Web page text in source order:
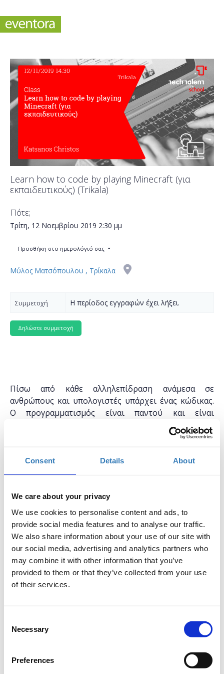
Consent Details About
We care about your privacy
We use cookies to personalise content and ads, to
provide social media features and to analyse our traffic.
We also share information about your use of our site with
our social media, advertising and analytics partners who
may combine it with other information that you’ve
provided to them or that they’ve collected from your use
of their services.
Selection
Necessary
Preferences
Learn how to code by playing Minecraft (για
εκπαιδευτικούς) (Trikala)
Πότε;
Τρίτη, 12 Νοεμβρίου 2019 2:30 μμ
Προσθήκη στο ημερολόγιό σας
Μύλος Ματσόπουλου , Τρίκαλα
Συμμετοχή Η περίοδος εγγραφών έχει λήξει.
Πίσω από κάθε αλληλεπίδραση ανάμεσα σε
ανθρώπους και υπολογιστές υπάρχει ένας κώδικας.
Ο προγραμματισμός είναι παντού και είναι
καθοριστικός για την κατανόηση ενός υπερ-
συνδεδεμένου κόσμου. Όταν κάποιος αποκτά
βασικές γνώσεις προγραμματισμού, όχι μόνο
διευρύνει τις δυνατότητες που του παρέχει η
τεχνολογία αλλά και αρχίζει να σκέφτεται πιο
προβλημάτων.
Σκοπός
Το workshop αυτό έχει στόχο να δώσει την
δυνατότητα στους συμμετέχοντες να κατανοήσουν
βασικές αρχές του προγραμματισμού και να
αντιληφθούν τα οφέλη της χρήσης του. Μέσα απο μια
βιωματική άσκηση θα δούμε πώς λειτουργεί ένα
παιχνίδι θα βοηθήσει να κατανοήσουμε με
γράψουμε οι ίδιοι ένα πρόγραμμα.
έχουν εξοικειωθεί με βασικό λεξιλόγιο του
προγραμματισμού και θα μάθουν πώς η χρήση του